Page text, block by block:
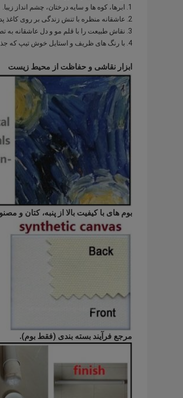
1. ابرها، کوه ها و سایه درختان، چشم انداز زیبا.
2. عاشقانه منظره با تنش زندگی بر روی کاغذ پدیدار می شود.
3. نقاش طبیعت را با قلم مو و دل عاشقانه به تصویر می کشد.
4. با رنگ های ظریف و استایل خوش تیپ که جذابیت هنری بسیار بالایی دارد.
ابزار نقاشی و حفاظت از محیط زیست
بوم های با کیفیت بالا از پنبه، کتان و
مرجع فرآیند بسته بندی (فقط بوم).